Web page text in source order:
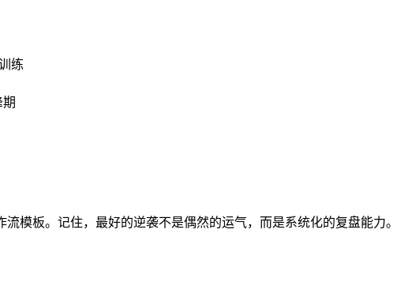
练
流模板。记住，最好的逆袭不是偶然的运气，而是系统化的复盘能力。